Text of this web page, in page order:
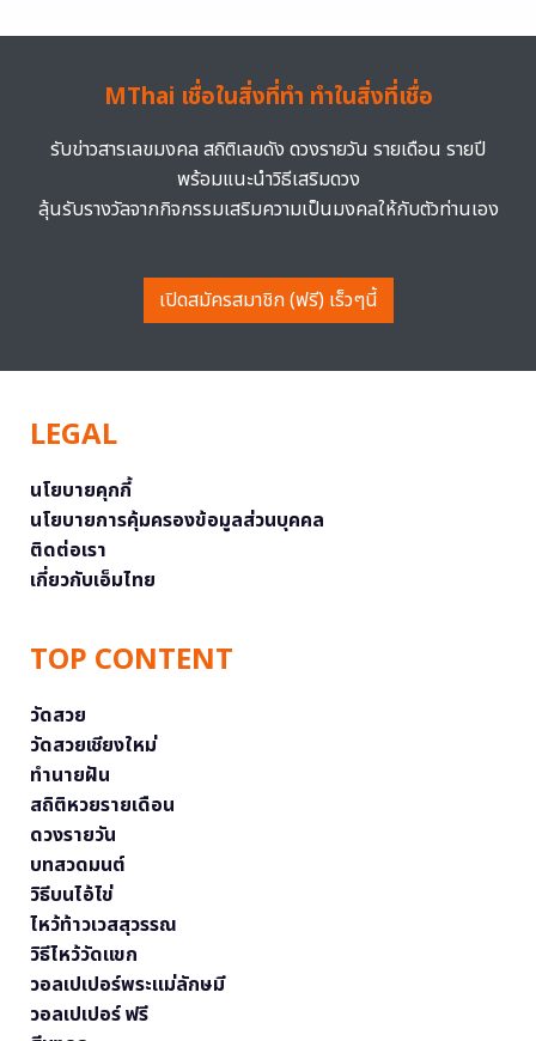
MThai เชื่อในสิ่งที่ทำ ทำในสิ่งที่เชื่อ
รับข่าวสารเลขมงคล สถิติเลขดัง ดวงรายวัน รายเดือน รายปี
พร้อมแนะนำวิธีเสริมดวง
ลุ้นรับรางวัลจากกิจกรรมเสริมความเป็นมงคลให้กับตัวท่านเอง
เปิดสมัครสมาชิก (ฟรี) เร็วๆนี้
LEGAL
นโยบายคุกกี้
นโยบายการคุ้มครองข้อมูลส่วนบุคคล
ติดต่อเรา
เกี่ยวกับเอ็มไทย
TOP CONTENT
วัดสวย
วัดสวยเชียงใหม่
ทำนายฝัน
สถิติหวยรายเดือน
ดวงรายวัน
บทสวดมนต์
วิธีบนไอ้ไข่
ไหว้ท้าวเวสสุวรรณ
วิธีไหว้วัดแขก
วอลเปเปอร์พระแม่ลักษมี
วอลเปเปอร์ ฟรี